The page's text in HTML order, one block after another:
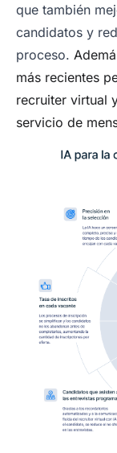
que también
candidatos y
proceso.
más recientes
recruiter virtual
servicio de